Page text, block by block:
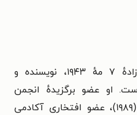
پیتر کری (Peter Carey) زادهٔ ۷ مهٔ ۱۹۴۳، نویسنده و
او عضو برگزیدهٔ انجمن
پادشاهی ادبیات انگلستان (۱۹۸۹)، عضو افتخاری آکادمی